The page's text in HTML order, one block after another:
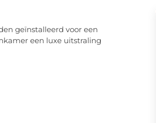
geïnstalleerd voor een
een luxe uitstraling